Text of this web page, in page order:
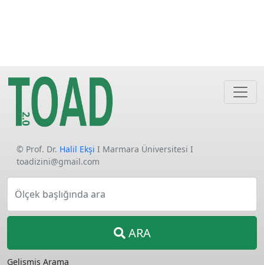
© Prof. Dr. Halil Ekşi I Marmara Üniversitesi I
toadizini@gmail.com
Ölçek başlığında ara
ARA
Gelişmiş Arama